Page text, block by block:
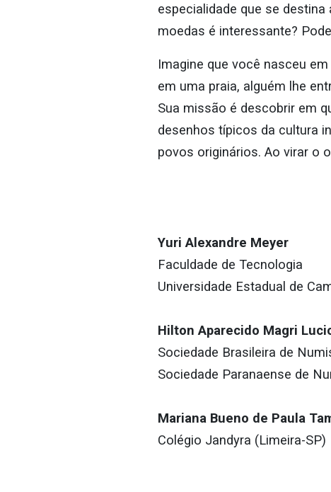
especialidade que se
moedas é interessante?
Imagine que você nasceu
em uma praia, alguém lhe
Sua missão é descobrir em
desenhos típicos da cultura
povos originários. Ao virar o
Yuri Alexandre Meyer
Faculdade de Tecnologia
Universidade Estadual de
Hilton Aparecido Magri
Sociedade Brasileira de
Sociedade Paranaense de
Mariana Bueno de Paula
Colégio Jandyra (Limeira-SP)